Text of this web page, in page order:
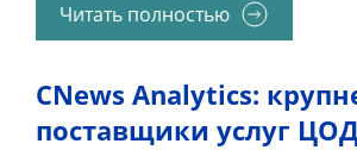
Читать полностью
CNews Analytics:
поставщики услуг